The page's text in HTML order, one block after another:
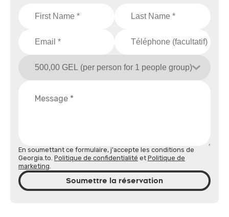
En soumettant ce formulaire, j'accepte les conditions de
Georgia.to. Politique de confidentialité et Politique de
marketing.
Soumettre la réservation